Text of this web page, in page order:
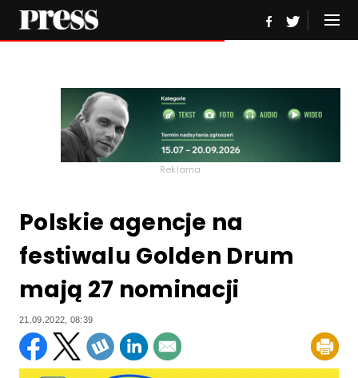
Reklama
Polskie agencje na
festiwalu Golden Drum
mają 27 nominacji
21.09.2022, 08:39